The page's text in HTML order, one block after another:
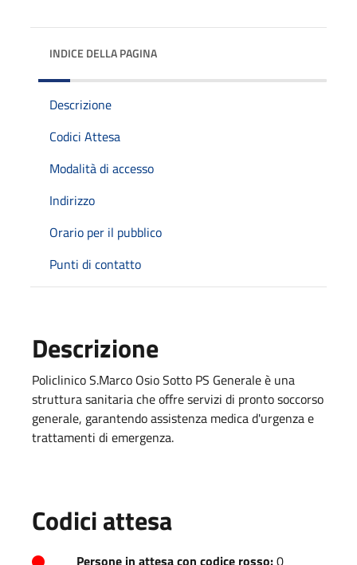
INDICE DELLA PAGINA
Descrizione
Codici Attesa
Modalità di accesso
Indirizzo
Orario per il pubblico
Punti di contatto
Descrizione
Policlinico S.Marco Osio Sotto PS Generale è una
struttura sanitaria che offre servizi di pronto soccorso
generale, garantendo assistenza medica d'urgenza e
trattamenti di emergenza.
Codici attesa
Persone in attesa con codice rosso:0